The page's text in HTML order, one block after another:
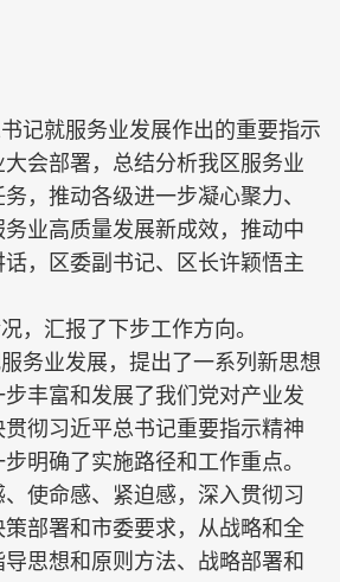
记就服务业发展作出的重要指示
会部署，总结分析我区服务业
，推动各级进一步凝心聚力、
业高质量发展新成效，推动中
，区委副书记、区长许颖悟主
，汇报了下步工作方向。
务业发展，提出了一系列新思想
丰富和发展了我们党对产业发
彻习近平总书记重要指示精神
明确了实施路径和工作重点。
使命感、紧迫感，深入贯彻习
部署和市委要求，从战略和全
思想和原则方法、战略部署和